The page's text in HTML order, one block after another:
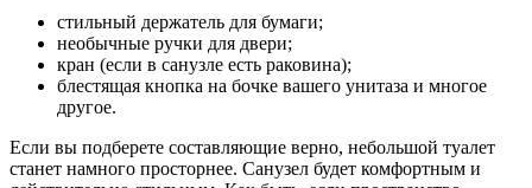
стильный держатель для бумаги;
необычные ручки для двери;
кран (если в санузле есть раковина);
блестящая кнопка на бочке вашего унитаза и многое
другое.
Если вы подберете составляющие верно, небольшой туалет
станет намного просторнее. Санузел будет комфортным и